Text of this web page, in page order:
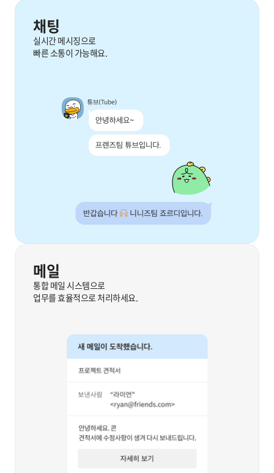
채팅
실시간 메시징으로
빠른 소통이 가능해요.
메일
통합 메일 시스템으로
업무를 효율적으로 처리하세요.